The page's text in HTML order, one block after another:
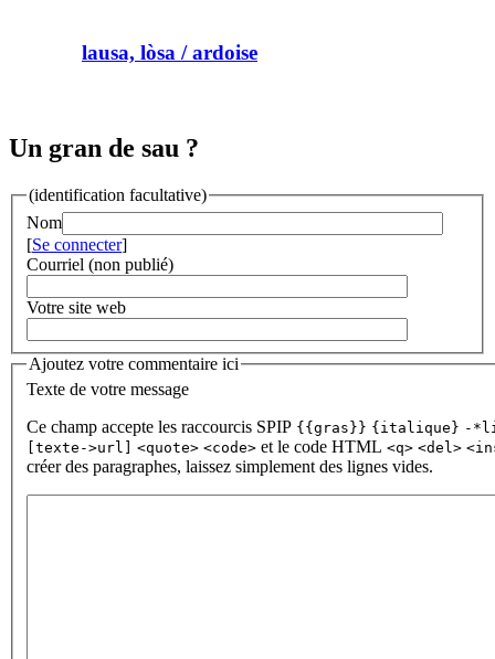
lausa, lòsa / ardoise
Un gran de sau ?
(identification facultative)
Nom
[Se connecter]
Courriel (non publié)
Votre site web
Ajoutez votre commentaire ici
Texte de votre message
Ce champ accepte les raccourcis SPIP {{gras}} {italique} -
[texte->url]
<quote> <code> et le code HTML <q> <del>
créer des paragraphes, laissez simplement des lignes vides.